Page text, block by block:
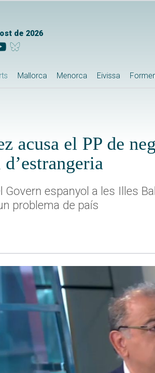
de 2026
Mallorca Menorca Eivissa
acusa el PP de
Govern espanyol a les Illes
problema de país